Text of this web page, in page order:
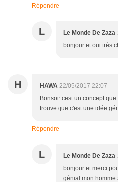
Répondre
L Le Monde De Zaza
bonjour et oui très
H HAWA 22/05/2017 22:07
Bonsoir cest un concept
trouve que c'est une idée
Répondre
L Le Monde De Zaza
bonjour et merci
génial mon homme